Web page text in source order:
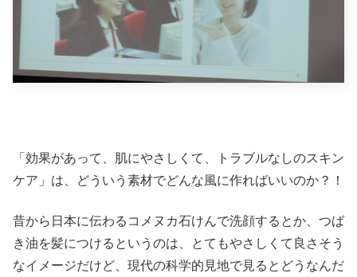
「効果があって、肌にやさしくて、トラブルなしのスキン
ケア」は、どういう素材でどんな風に作ればいいのか？！
昔から日本に伝わるコメヌカ石けんで洗顔するとか、つば
き油を髪につけるというのは、とてもやさしくて良さそう
なイメージだけど、現代の科学的見地で見るとどうなんだ